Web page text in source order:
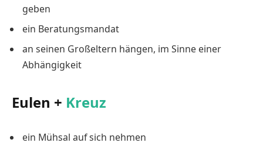
geben
ein Beratungsmandat
an seinen Großeltern hängen, im Sinne einer
Abhängigkeit
Eulen + Kreuz
ein Mühsal auf sich nehmen